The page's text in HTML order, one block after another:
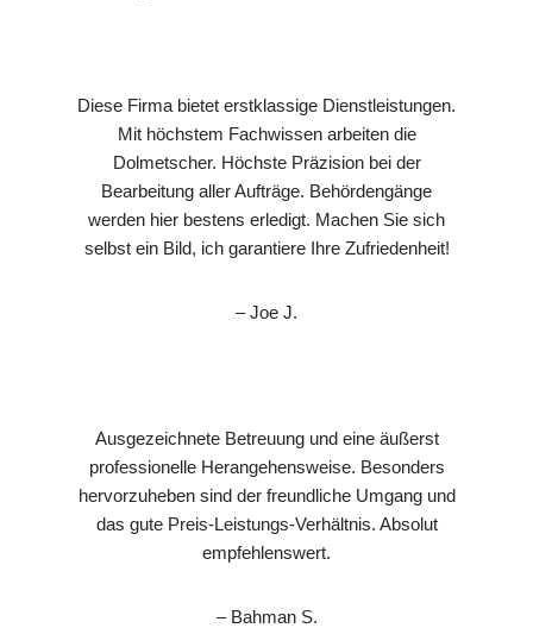
Diese Firma bietet erstklassige Dienstleistungen.
Mit höchstem Fachwissen arbeiten die
Dolmetscher. Höchste Präzision bei der
Bearbeitung aller Aufträge. Behördengänge
werden hier bestens erledigt. Machen Sie sich
selbst ein Bild, ich garantiere Ihre Zufriedenheit!
– Joe J.
Ausgezeichnete Betreuung und eine äußerst
professionelle Herangehensweise. Besonders
hervorzuheben sind der freundliche Umgang und
das gute Preis-Leistungs-Verhältnis. Absolut
empfehlenswert.
– Bahman S.